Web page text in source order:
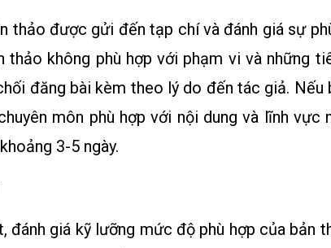
thảo được gửi đến tạp chí và đánh giá sự
thảo không phù hợp với phạm vi và những
đăng bài kèm theo lý do đến tác giả. Nếu
môn phù hợp với nội dung và lĩnh vực
3-5 ngày.
đánh giá kỹ lưỡng mức độ phù hợp của bản